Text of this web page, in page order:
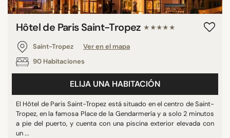
Hôtel de Paris Saint-Tropez ★★★★★
Saint-Tropez
Ver en el mapa
90 Habitaciones
ELIJA UNA HABITACIÓN
El Hôtel de Paris Saint-Tropez está situado en el centro de Saint-
Tropez, en la famosa Place de la Gendarmería y a solo 2 minutos
a pie del puerto, y cuenta con una piscina exterior elevada con
un ...